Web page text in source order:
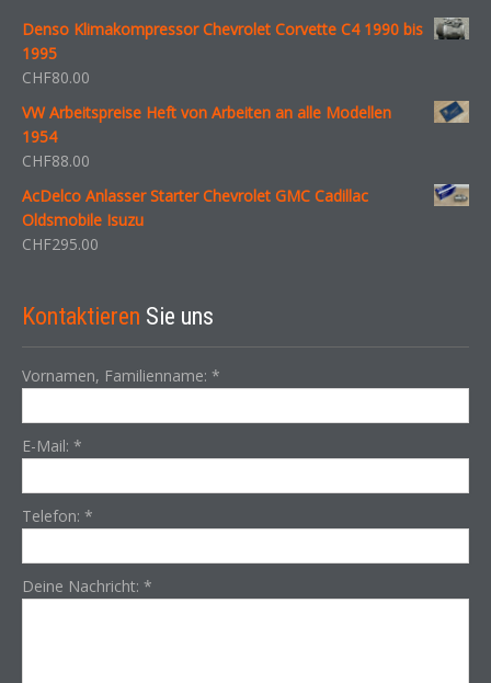
Denso Klimakompressor Chevrolet Corvette C4 1990 bis
1995
CHF80.00
VW Arbeitspreise Heft von Arbeiten an alle Modellen
1954
CHF88.00
AcDelco Anlasser Starter Chevrolet GMC Cadillac
Oldsmobile Isuzu
CHF295.00
Kontaktieren Sie uns
Vornamen, Familienname: *
E-Mail: *
Telefon: *
Deine Nachricht: *